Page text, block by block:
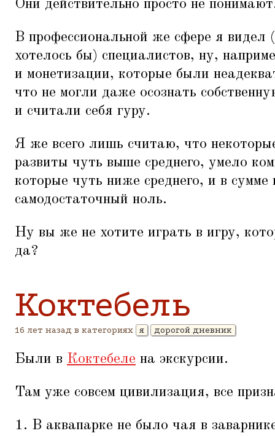
Они действительно просто не
В профессиональной же сфере я видел
хотелось бы) специалистов, ну,
и монетизации, которые были
что не могли даже осознать
и считали себя гуру.
Я же всего лишь считаю, что
развиты чуть выше среднего, умело
которые чуть ниже среднего, и в
самодостаточный ноль.
Ну вы же не хотите играть в игру,
да?
Коктебель
16 лет назад в категориях я дорогой дневник
Были в Коктебеле на экскурсии.
Там уже совсем цивилизация, все
1. В аквапарке не было чая в